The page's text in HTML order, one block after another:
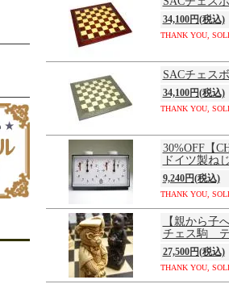
34,100円(税込)
THANK YOU,
SACチェス
34,100円(税込)
THANK YOU,
30%OFF【
ドイツ製ね
9,240円(税込)
THANK YOU,
【親から子
チェス駒
27,500円(税込)
THANK YOU,